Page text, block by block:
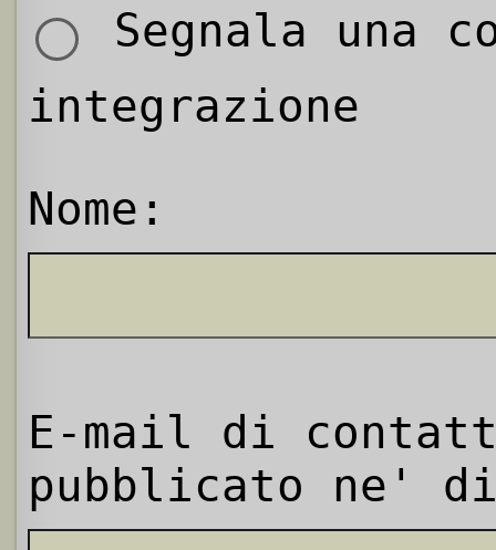
Segnala una
integrazione
Nome:
E-mail di
pubblicato ne'